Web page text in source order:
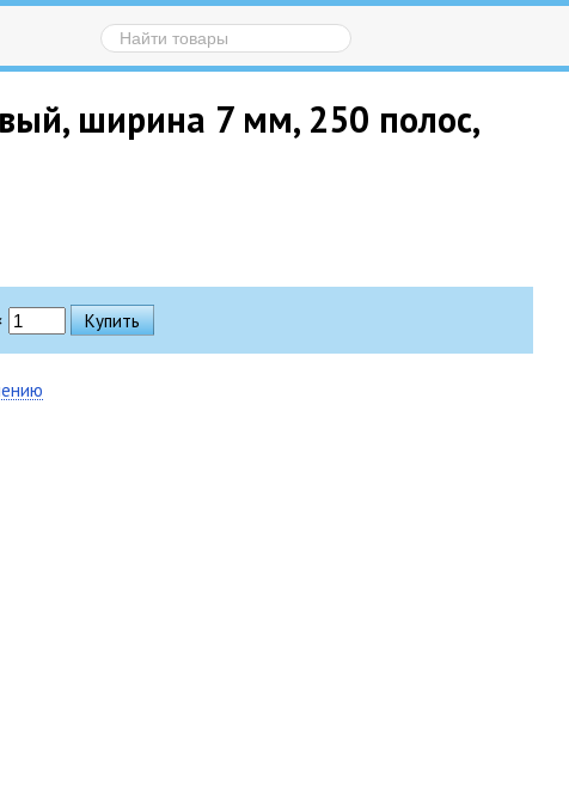
ширина 7 мм, 250 полос,